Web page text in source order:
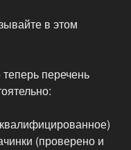
в этом
перечень
(проверено и